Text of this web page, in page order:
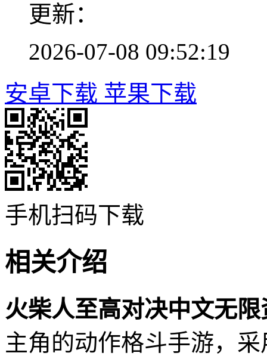
更新：
2026-07-08 09:52:19
安卓下载 苹果下载
手机扫码下载
相关介绍
火柴人至高对决中文无
主角的动作格斗手游，